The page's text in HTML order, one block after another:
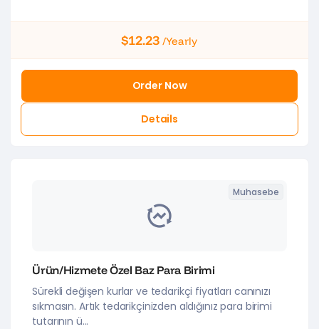
$12.23 /Yearly
Order Now
Details
Muhasebe
Ürün/Hizmete Özel Baz Para Birimi
Sürekli değişen kurlar ve tedarikçi fiyatları canınızı
sıkmasın. Artık tedarikçinizden aldığınız para birimi
tutarının ü...